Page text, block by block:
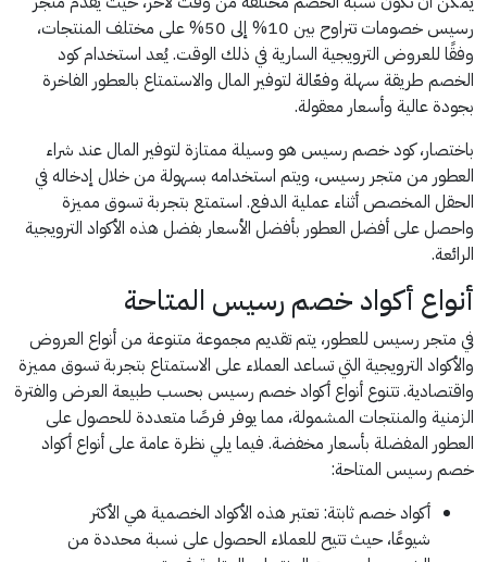
رسيس خصومات تتراوح بين 10% إلى 50% على مختلف المنتجات،
وفقًا للعروض الترويجية السارية في ذلك الوقت. يُعد استخدام كود
الخصم طريقة سهلة وفعّالة لتوفير المال والاستمتاع بالعطور الفاخرة
بجودة عالية وأسعار معقولة.
باختصار، كود خصم رسيس هو وسيلة ممتازة لتوفير المال عند شراء
العطور من متجر رسيس، ويتم استخدامه بسهولة من خلال إدخاله في
الحقل المخصص أثناء عملية الدفع. استمتع بتجربة تسوق مميزة
واحصل على أفضل العطور بأفضل الأسعار بفضل هذه الأكواد الترويجية
الرائعة.
أنواع أكواد خصم رسيس المتاحة
في متجر رسيس للعطور، يتم تقديم مجموعة متنوعة من أنواع العروض
والأكواد الترويجية التي تساعد العملاء على الاستمتاع بتجربة تسوق مميزة
واقتصادية. تتنوع أنواع أكواد خصم رسيس بحسب طبيعة العرض والفترة
الزمنية والمنتجات المشمولة، مما يوفر فرصًا متعددة للحصول على
العطور المفضلة بأسعار مخفضة. فيما يلي نظرة عامة على أنواع أكواد
خصم رسيس المتاحة:
أكواد خصم ثابتة: تعتبر هذه الأكواد الخصمية هي الأكثر
شيوعًا، حيث تتيح للعملاء الحصول على نسبة محددة من